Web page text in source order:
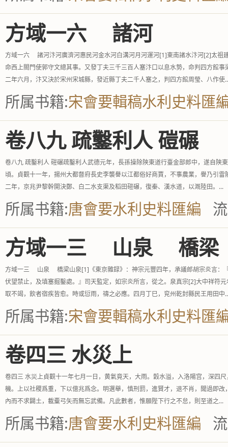
方域一六 諸河
方域一六 諸河汴河廣濟河惠民河金水河白溝河月河運河[1]東南諸水汴河[2]太祖
命西上閤門使郭守文總其事。又發丁夫三千三百人塞汴口以息水勢，命判四方館
二年六月，汴又決於宋州宋城縣，發近縣丁夫二千人塞之，判四方館周瑩、八作使
所属书籍:宋會要輯稿水利史料匯
卷八九 疏鑿利人 磑碾
卷八九 疏鑿利人 磑碾疏鑿利人武德元年，長孫操除陝東道行臺金部郎中，遂自
頃。貞觀十一年，揚州大都督府長史李襲譽以江都俗好商賈，不事農業，譽乃引
二年，京兆尹黎幹開決鄭、白二水支渠及稻田磑碾，復秦、漢水道，以溉陸田。...
所属书籍:唐會要水利史料匯編
方域一三 山泉 橋梁
方域一三 山泉 橋梁山泉[1]《東京雜録》：神宗元豐四年，承議郎胡宗炎言：
伏望禁止，及填塞掘鑿處。』司天監定，如宗炎所言，從之。泉真宗[2]大中祥符
取不竭，飲者宿疾皆愈。時或愆雨，禱之必應。四月丁巳，兖州乾封縣民王用田中
所属书籍:宋會要輯稿水利史料匯
卷四三 水災上
卷四三 水災上貞觀十一年七月一日，黄氣竟天，大雨。穀水溢，入洛陽宫，深四
機。上以社稷爲重，下以億兆爲念。明選舉，慎刑罰，進賢才，退不肖，聞過即
內而不求闢土，載櫜弓矢而無忘武備。凡此數者，惟願陛下行之不怠，則至道之...
所属书籍:唐會要水利史料匯編